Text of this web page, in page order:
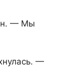
— Мы
—